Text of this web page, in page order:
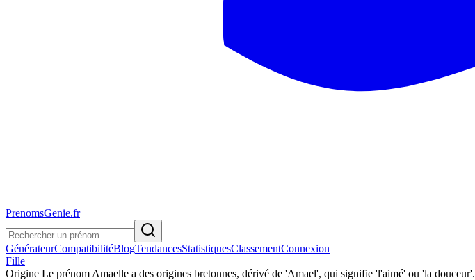
PrenomsGenie.fr
GénérateurCompatibilitéBlogTendancesStatistiquesClassementConnexion
Fille
Origine Le prénom Amaelle a des origines bretonnes, dérivé de 'Amael', qui signifie 'l'aimé' ou 'la douceur'.